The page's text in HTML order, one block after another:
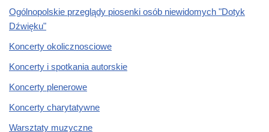
Ogólnopolskie przeglądy piosenki osób niewidomych "Dotyk
Dźwięku"
Koncerty okolicznosciowe
Koncerty i spotkania autorskie
Koncerty plenerowe
Koncerty charytatywne
Warsztaty muzyczne